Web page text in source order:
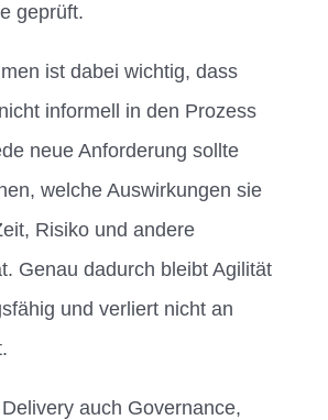
geprüft.
ist dabei wichtig, dass
informell in den Prozess
neue Anforderung sollte
welche Auswirkungen sie
Risiko und andere
Genau dadurch bleibt Agilität
und verliert nicht an
auch Governance,